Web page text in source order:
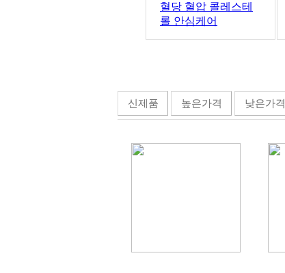
혈당 혈압 콜레스테
롤 안심케어
신제품 높은가격 낮은가격